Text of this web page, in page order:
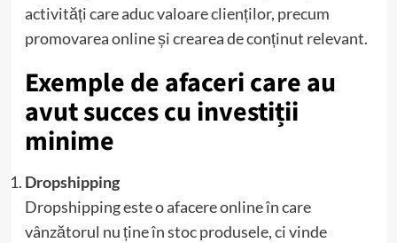
activități care aduc valoare clienților, precum
promovarea online și crearea de conținut relevant.
Exemple de afaceri care au
avut succes cu investiții
minime
Dropshipping
Dropshipping este o afacere online în care
vânzătorul nu ține în stoc produsele, ci vinde